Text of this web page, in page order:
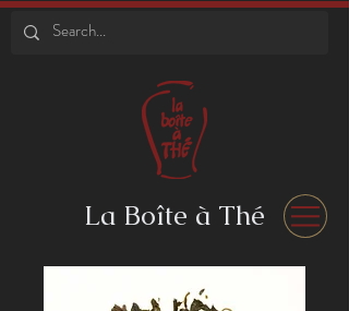
La Boîte à Thé